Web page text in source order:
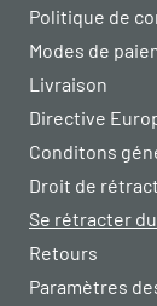
Politique de
Modes de
Livraison
Directive
Conditons
Droit de
Se rétracter
Retours
Paramètres